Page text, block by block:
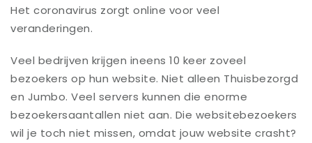
Het coronavirus zorgt online voor veel
veranderingen.
Veel bedrijven krijgen ineens 10 keer zoveel
bezoekers op hun website. Niet alleen Thuisbezorgd
en Jumbo. Veel servers kunnen die enorme
bezoekersaantallen niet aan. Die websitebezoekers
wil je toch niet missen, omdat jouw website crasht?